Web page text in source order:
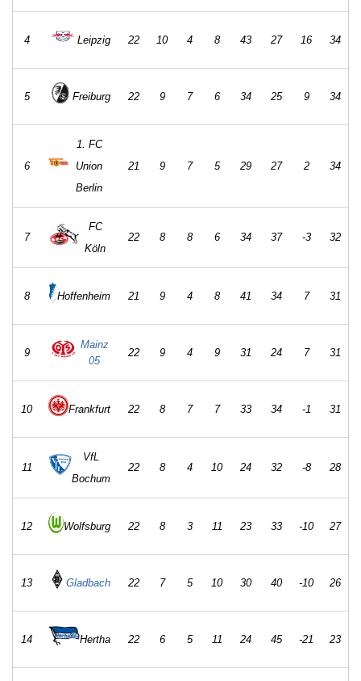
4 Leipzig 22 10 4 8 43 27 16 34
5 Freiburg 22 9 7 6 34 25 9 34
6
1. FC
Union
Berlin
21 9 7 5 29 27 2 34
7
FC
Köln
22 8 8 6 34 37 -3 32
8 Hoffenheim 21 9 4 8 41 34 7 31
9
Mainz
05
22 9 4 9 31 24 7 31
10 Frankfurt 22 8 7 7 33 34 -1 31
11
VfL
Bochum
22 8 4 10 24 32 -8 28
12 Wolfsburg 22 8 3 11 23 33 -10 27
13 Gladbach 22 7 5 10 30 40 -10 26
14 Hertha 22 6 5 11 24 45 -21 23